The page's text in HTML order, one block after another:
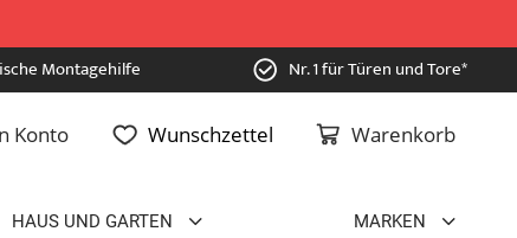
Montagehilfe Nr. 1 für Türen und Tore*
Warenkorb
Konto Wunschzettel
HAUS UND GARTEN MARKEN